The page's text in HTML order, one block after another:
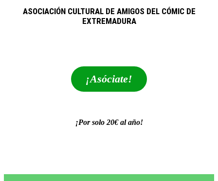
ASOCIACIÓN CULTURAL DE AMIGOS DEL CÓMIC DE
EXTREMADURA
¡Asóciate!
¡Por solo 20€ al año!